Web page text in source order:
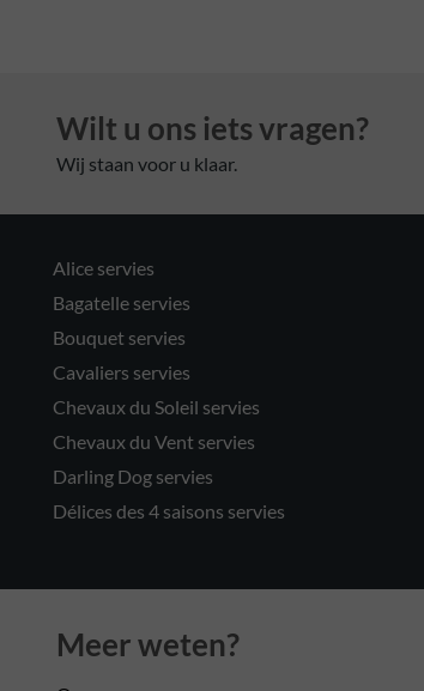
Wilt u ons iets vragen?
Wij staan voor u klaar.
Alice servies
Bagatelle servies
Bouquet servies
Cavaliers servies
Chevaux du Soleil servies
Chevaux du Vent servies
Darling Dog servies
Délices des 4 saisons servies
Meer weten?